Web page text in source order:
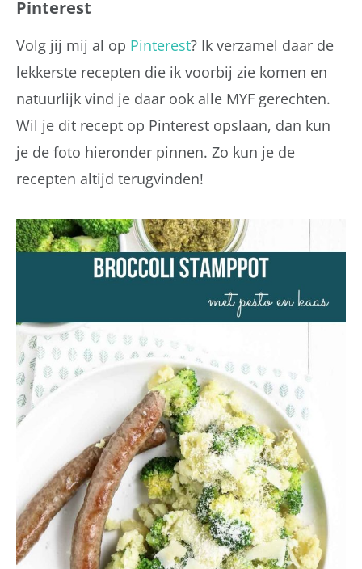
Pinterest
Volg jij mij al op Pinterest? Ik verzamel daar de
lekkerste recepten die ik voorbij zie komen en
natuurlijk vind je daar ook alle MYF gerechten.
Wil je dit recept op Pinterest opslaan, dan kun
je de foto hieronder pinnen. Zo kun je de
recepten altijd terugvinden!